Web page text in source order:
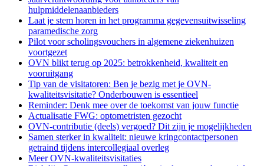
hulpmiddelenaanbieders
Laat je stem horen in het programma gegevensuitwisseling
paramedische zorg
Pilot voor scholingsvouchers in algemene ziekenhuizen
voortgezet
OVN blikt terug op 2025: betrokkenheid, kwaliteit en
vooruitgang
Tip van de visitatoren: Ben je bezig met je OVN-
kwaliteitsvisitatie? Onderbouwen is essentieel
Reminder: Denk mee over de toekomst van jouw functie
Actualisatie FWG: optometristen gezocht
OVN-contributie (deels) vergoed? Dit zijn je mogelijkheden
Samen sterker in kwaliteit: nieuwe kringcontactpersonen
getraind tijdens intercollegiaal overleg
Meer OVN-kwaliteitsvisitaties